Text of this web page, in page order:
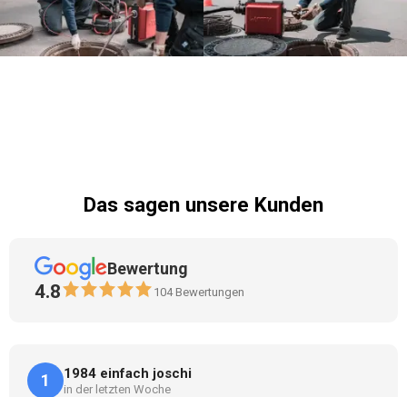
Das sagen unsere Kunden
Bewertung
4.8 104Bewertungen
1 1984 einfach joschi
in der letzten Woche